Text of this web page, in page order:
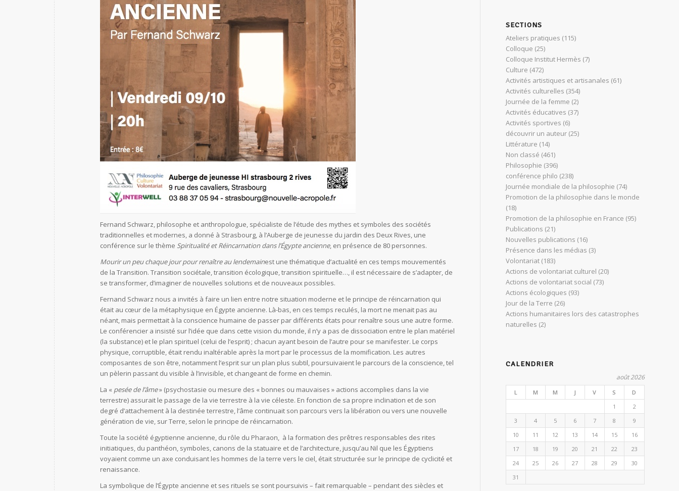
Fernand Schwarz, philosophe et anthropologue, spécialiste de l’étude des mythes et symboles des sociétés
traditionnelles et modernes, a donné à Strasbourg, à l’Auberge de jeunesse du jardin des Deux Rives, une
conférence sur le thème Spiritualité et Réincarnation dans l’Égypte ancienne, en présence de 80 personnes.
Mourir un peu chaque jour pour renaître au lendemainest une thématique d’actualité en ces temps mouvementés
de la Transition. Transition sociétale, transition écologique, transition spirituelle…, il est nécessaire de s’adapter, de
se transformer, d’imaginer de nouvelles solutions et de nouveaux possibles.
Fernand Schwarz nous a invités à faire un lien entre notre situation moderne et le principe de réincarnation qui
était au cœur de la métaphysique en Égypte ancienne. Là-bas, en ces temps reculés, la mort ne menait pas au
néant, mais permettait à la conscience humaine de passer par différents états pour renaître sous une autre forme.
Le conférencier a insisté sur l’idée que dans cette vision du monde, il n’y a pas de dissociation entre le plan matériel
(la substance) et le plan spirituel (celui de l’esprit) ; chacun ayant besoin de l’autre pour se manifester. Le corps
physique, corruptible, était rendu inaltérable après la mort par le processus de la momification. Les autres
composantes de son être, notamment l’esprit sur un plan plus subtil, poursuivaient le parcours de la conscience, tel
un pèlerin passant du visible à l’invisible, et changeant de forme en chemin.
La « pesée de l’âme» (psychostasie ou mesure des « bonnes ou mauvaises » actions accomplies dans la vie
terrestre) assurait le passage de la vie terrestre à la vie céleste. En fonction de sa propre inclination et de son
degré d’attachement à la destinée terrestre, l’âme continuait son parcours vers la libération ou vers une nouvelle
génération de vie, sur Terre, selon le principe de réincarnation.
Toute la société égyptienne ancienne, du rôle du Pharaon, à la formation des prêtres responsables des rites
initiatiques, du panthéon, symboles, canons de la statuaire et de l’architecture, jusqu’au Nil que les Égyptiens
voyaient comme un axe conduisant les hommes de la terre vers le ciel, était structurée sur le principe de cyclicité et
renaissance.
La symbolique de l’Égypte ancienne et ses rituels se sont poursuivis – fait remarquable – pendant des siècles et
SECTIONS
Ateliers pratiques (115)
Colloque (25)
Colloque Institut Hermès (7)
Culture (472)
Activités artistiques et artisanales (61)
Activités culturelles (354)
Journée de la femme (2)
Activités éducatives (37)
Activités sportives (6)
découvrir un auteur (25)
Littérature (14)
Non classé (461)
Philosophie (396)
conférence philo (238)
Journée mondiale de la philosophie (74)
Promotion de la philosophie dans le monde
(18)
Promotion de la philosophie en France (95)
Publications (21)
Nouvelles publications (16)
Présence dans les médias (3)
Volontariat (183)
Actions de volontariat culturel (20)
Actions de volontariat social (73)
Actions écologiques (93)
Jour de la Terre (26)
Actions humanitaires lors des catastrophes
naturelles (2)
CALENDRIER
août 2026
L M M J V S
D
1
2
3
4 5 6 7 8
9
10
11 12 13 14 15
16
17
18 19 20 21 22
23
24
25 26 27 28 29
30
31